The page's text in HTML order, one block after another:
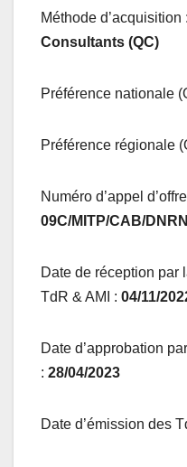
Méthode d’acquisition :
Consultants (QC)
Préférence nationale
Préférence régionale
Numéro d’appel
09C/MITP/CAB/
Date de réception par
TdR & AMI : 04/11/
Date d’approbation
: 28/04/2023
Date d’émission des